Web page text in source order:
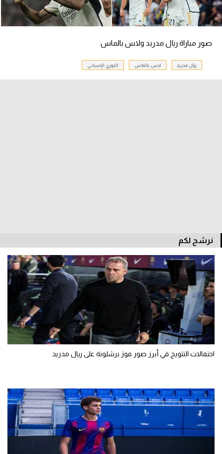
أمم إفريقيا
كرة السلة الأمريكية
كرة سلة
كرة يد
أقسام خاصة
ميركاتو
تحقيق في الجول
تقرير في الجول
تحليل في الجول
حكايات في الجول
فيديو في الجول
صور مباراة ريال مدريد ولاس بالماس
ريال مدريد لاس بالماس الدوري الإسباني
نرشح لكم
احتفالات التتويج في أبرز صور فوز برشلونة على ريال مدريد